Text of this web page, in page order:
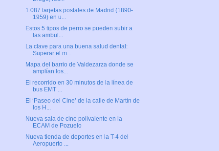
1.087 tarjetas postales de Madrid (1890-
1959) en u...
Estos 5 tipos de perro se pueden subir a
las ambul...
La clave para una buena salud dental:
Superar el m...
Mapa del barrio de Valdezarza donde se
amplían los...
El recorrido en 30 minutos de la línea de
bus EMT ...
El ‘Paseo del Cine’ de la calle de Martín de
los H...
Nueva sala de cine polivalente en la
ECAM de Pozuelo
Nueva tienda de deportes en la T-4 del
Aeropuerto ...